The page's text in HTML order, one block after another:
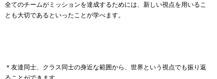
全てのチームがミッションを達成するためには、新しい視点を用いるこ
とも大切であるといったことが学べます。
＊友達同士、クラス同士の身近な範囲から、世界という視点でも振り返